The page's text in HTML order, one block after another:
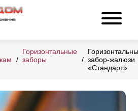
Горизонтальные
заборы
забор-жалюзи
«Стандарт»